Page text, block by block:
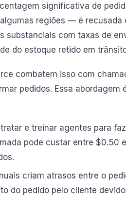
significativa de
regiões — é recusada
substanciais com taxas de
do estoque retido em
combatem isso com
pedidos. Essa abordagem
e treinar agentes para
pode custar entre $0.50
criam atrasos entre o
do pedido pelo cliente